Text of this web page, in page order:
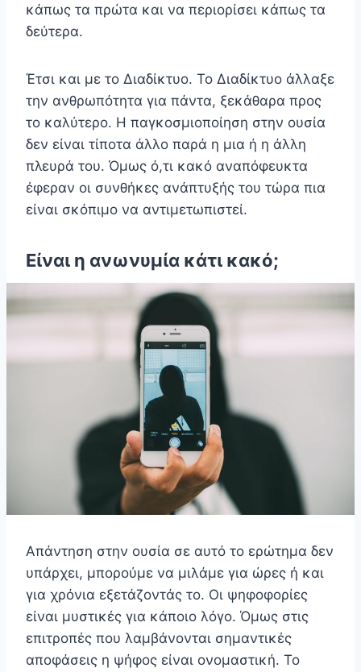
κάπως τα πρώτα και να περιορίσει κάπως τα
δεύτερα.
Έτσι και με το Διαδίκτυο. Το Διαδίκτυο άλλαξε
την ανθρωπότητα για πάντα, ξεκάθαρα προς
το καλύτερο. Η παγκοσμιοποίηση στην ουσία
δεν είναι τίποτα άλλο παρά η μια ή η άλλη
πλευρά του. Όμως ό,τι κακό αναπόφευκτα
έφεραν οι συνθήκες ανάπτυξής του τώρα πια
είναι σκόπιμο να αντιμετωπιστεί.
Είναι η ανωνυμία κάτι κακό;
Απάντηση στην ουσία σε αυτό το ερώτημα δεν
υπάρχει, μπορούμε να μιλάμε για ώρες ή και
για χρόνια εξετάζοντάς το. Οι ψηφοφορίες
είναι μυστικές για κάποιο λόγο. Όμως στις
επιτροπές που λαμβάνονται σημαντικές
αποφάσεις η ψήφος είναι ονομαστική. Το